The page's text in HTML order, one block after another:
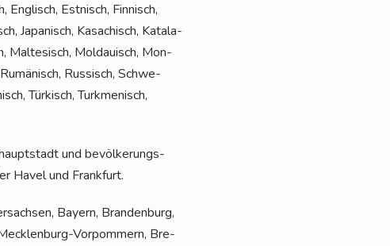
Eng­lisch, Est­nisch, Fin­nisch,
Japa­nisch, Kasa­chisch, Kata­la­
Mal­te­sisch, Mol­dauisch, Mon­
Rus­sisch, Schwe­
Tür­kisch, Turk­me­ni­sch,
und bevöl­ke­rungs­
Havel und Frankfurt.
Bay­ern, Bran­den­burg,
Vor­pom­mern, Bre­